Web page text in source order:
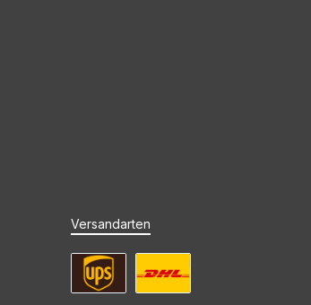
Versandarten